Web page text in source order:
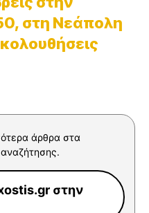
στη Νεάπολη
άρθρα στα
στην